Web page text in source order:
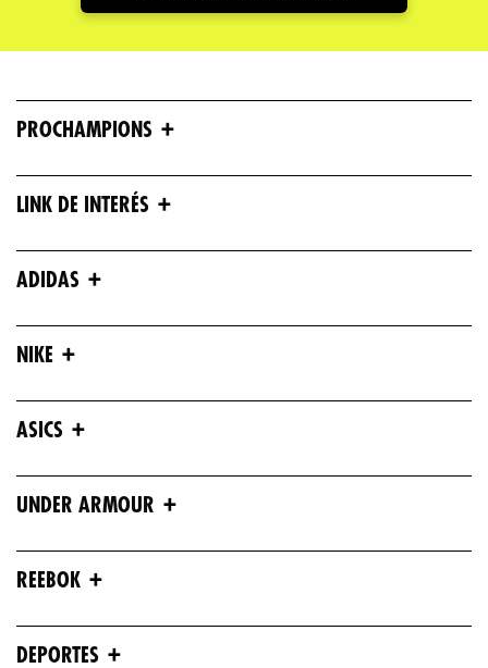
PROCHAMPIONS +
LINK DE INTERÉS +
ADIDAS +
NIKE +
ASICS +
UNDER ARMOUR +
REEBOK +
DEPORTES +